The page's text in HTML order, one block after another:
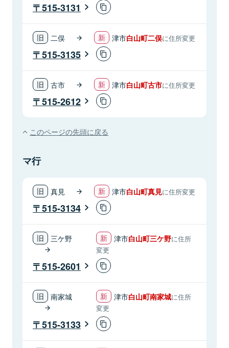
515-3131
二俣 津市白山町二俣に住所変更
515-3135
古市 津市白山町古市に住所変更
515-2612
このページの先頭に戻る
マ行
真見 津市白山町真見に住所変更
515-3134
三ケ野 津市白山町三ケ野に住所
変更
515-2601
南家城 津市白山町南家城に住所
変更
515-3133